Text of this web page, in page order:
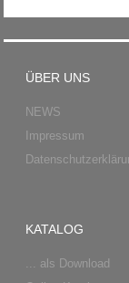
ÜBER UNS
NEWS
Impressum
KATALOG
... als Download